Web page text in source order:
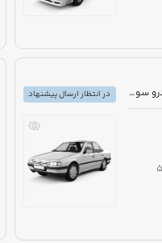
مزایده دولتی تعداد 3 دستگاه خودرو سواری و اتوبوس
در انتظار ارسال پیشنهاد